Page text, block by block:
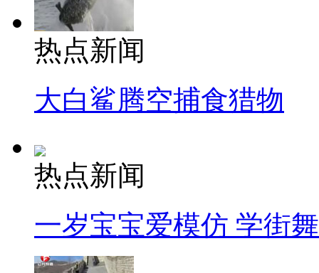
热点新闻
大白鲨腾空捕食猎物
热点新闻
一岁宝宝爱模仿 学街